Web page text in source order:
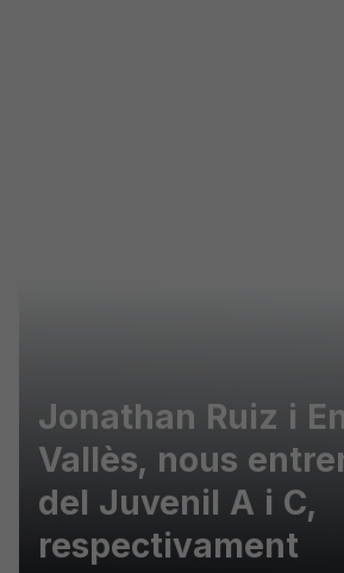
Jonathan Ruiz i
Vallès, nous
del Juvenil A i C,
respectivament